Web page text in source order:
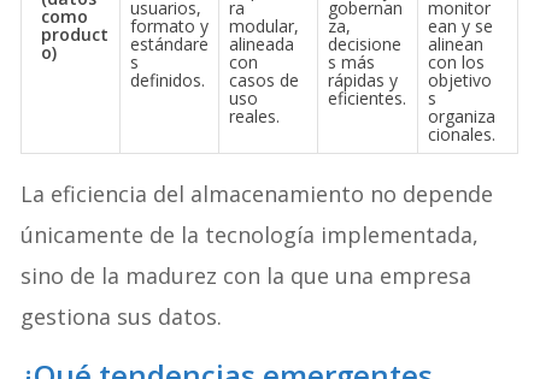
como
product
o)
usuarios,
formato y
estándare
s
definidos.
ra
modular,
alineada
con
casos de
uso
reales.
gobernan
za,
decisione
s más
rápidas y
eficientes.
monitor
ean y se
alinean
con los
objetivo
s
organiza
cionales.
La eficiencia del almacenamiento no depende
únicamente de la tecnología implementada,
sino de la madurez con la que una empresa
gestiona sus datos.